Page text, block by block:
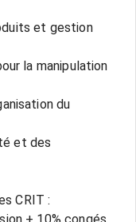
et gestion
la manipulation
du
et des
CRIT :